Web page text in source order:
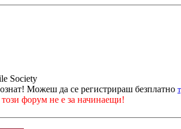
Society
Можеш да се регистрираш безплатно
форум не е за начинаещи!